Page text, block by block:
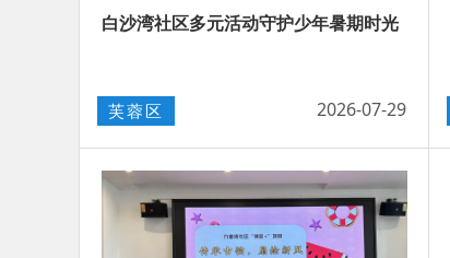
白沙湾社区多元活动守护少年暑期时光
芙蓉区 2026-07-29